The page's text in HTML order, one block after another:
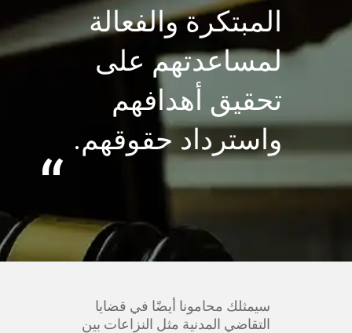
“
المبتكرة والفعالة
لمساعدتهم على
تحقيق أهدافهم
واسترداد حقوقهم.
سيمثلك محامونا أيضًا في قضايا
التقاضي المدنية مثل النزاعات بين